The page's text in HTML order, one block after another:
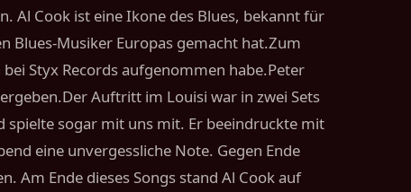
Al Cook ist eine Ikone des Blues, bekannt für
Blues-Musiker Europas gemacht hat.Zum
Styx Records aufgenommen habe.Peter
Auftritt im Louisi war in zwei Sets
spielte sogar mit uns mit. Er beeindruckte mit
eine unvergessliche Note. Gegen Ende
Am Ende dieses Songs stand Al Cook auf